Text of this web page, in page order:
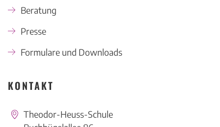
Beratung
Presse
Formulare und Downloads
KONTAKT
Theodor-Heuss-Schule